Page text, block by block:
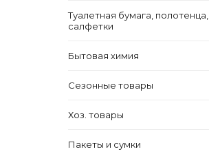
Туалетная бумага, полотенца,
салфетки
Бытовая химия
Сезонные товары
Хоз. товары
Пакеты и сумки